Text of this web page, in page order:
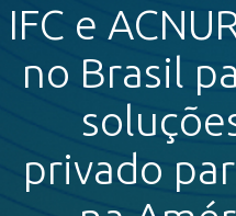
IFC e
no Brasil
privado